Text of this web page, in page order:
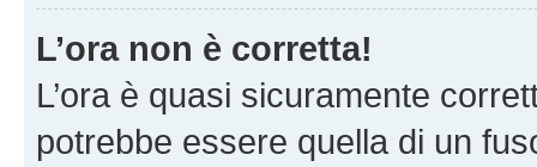
L’ora non è corretta!
L’ora è quasi sicuramente
potrebbe essere quella di un